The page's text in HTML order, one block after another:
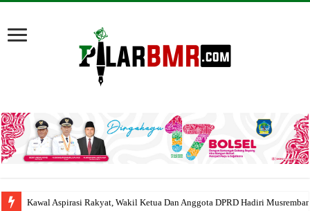
Kawal Aspirasi Rakyat, Wakil Ketua Dan Anggota DPRD Hadiri